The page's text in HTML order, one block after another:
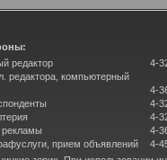
редактор
редактора, компьютерный
прием объявлений
4-
4-
4-
4-
4-
4-